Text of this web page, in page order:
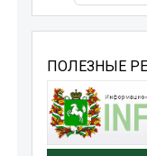
ПОЛЕЗНЫЕ